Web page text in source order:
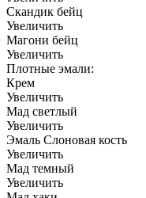
Скандик бейц
Увеличить
Магони бейц
Увеличить
Плотные эмали:
Крем
Увеличить
Мад светлый
Увеличить
Эмаль Слоновая кость
Увеличить
Мад темный
Увеличить